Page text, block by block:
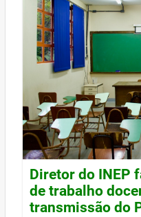
Diretor do INEP
de trabalho
transmissão do